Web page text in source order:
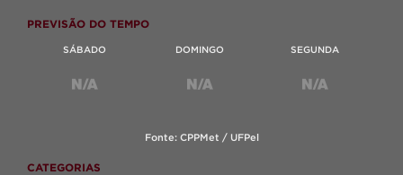
PREVISÃO DO TEMPO
SÁBADO DOMINGO SEGUNDA
Fonte: CPPMet / UFPel
CATEGORIAS